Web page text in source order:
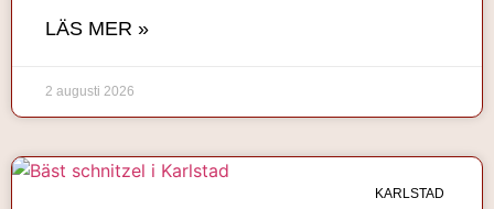
LÄS MER »
2 augusti 2026
KARLSTAD